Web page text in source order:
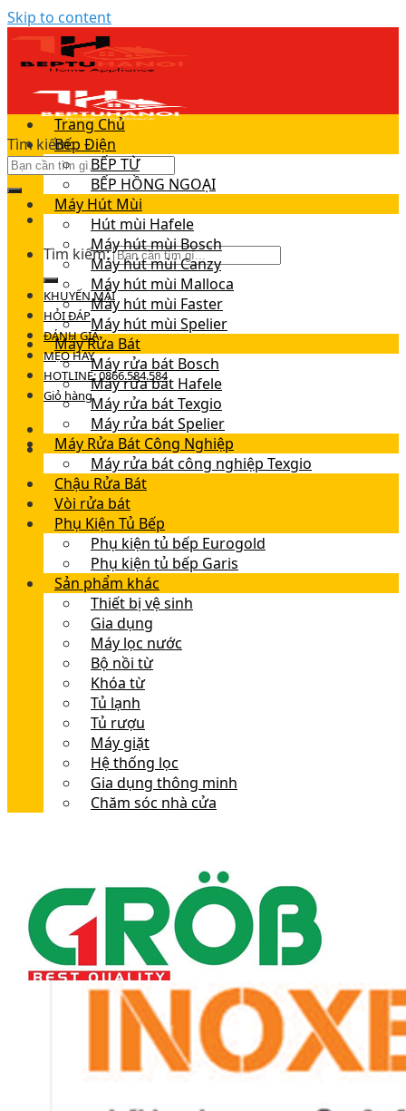
Skip to content
Tìm kiếm:
Tìm kiếm:
KHUYẾN MÃI
HỎI ĐÁP
ĐÁNH GIÁ
MẸO HAY
HOTLINE: 0866.584.584
Giỏ hàng
Trang Chủ
Bếp Điện
BẾP TỪ
BẾP HỒNG NGOẠI
Máy Hút Mùi
Hút mùi Hafele
Máy hút mùi Bosch
Máy hút mùi Canzy
Máy hút mùi Malloca
Máy hút mùi Faster
Máy hút mùi Spelier
Máy Rửa Bát
Máy rửa bát Bosch
Máy rửa bát Hafele
Máy rửa bát Texgio
Máy rửa bát Spelier
Máy Rửa Bát Công Nghiệp
Máy rửa bát công nghiệp Texgio
Chậu Rửa Bát
Vòi rửa bát
Phụ Kiện Tủ Bếp
Phụ kiện tủ bếp Eurogold
Phụ kiện tủ bếp Garis
Sản phẩm khác
Thiết bị vệ sinh
Gia dụng
Máy lọc nước
Bộ nồi từ
Khóa từ
Tủ lạnh
Tủ rượu
Máy giặt
Hệ thống lọc
Gia dụng thông minh
Chăm sóc nhà cửa